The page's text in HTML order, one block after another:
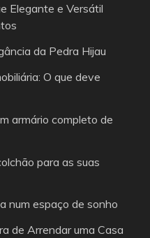
Elegante e Versátil
da Pedra Hijau
O que deve
armário completo de
para as suas
num espaço de sonho
de Arrendar uma Casa